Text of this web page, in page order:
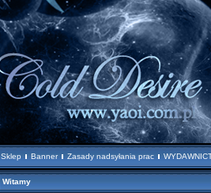
Sklep Banner Zasady nadsyłania prac
Witamy